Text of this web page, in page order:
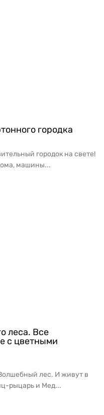
городка
городок на свете!
машины...
леса. Все
с цветными
лес. И живут в
рыцарь и Мед...